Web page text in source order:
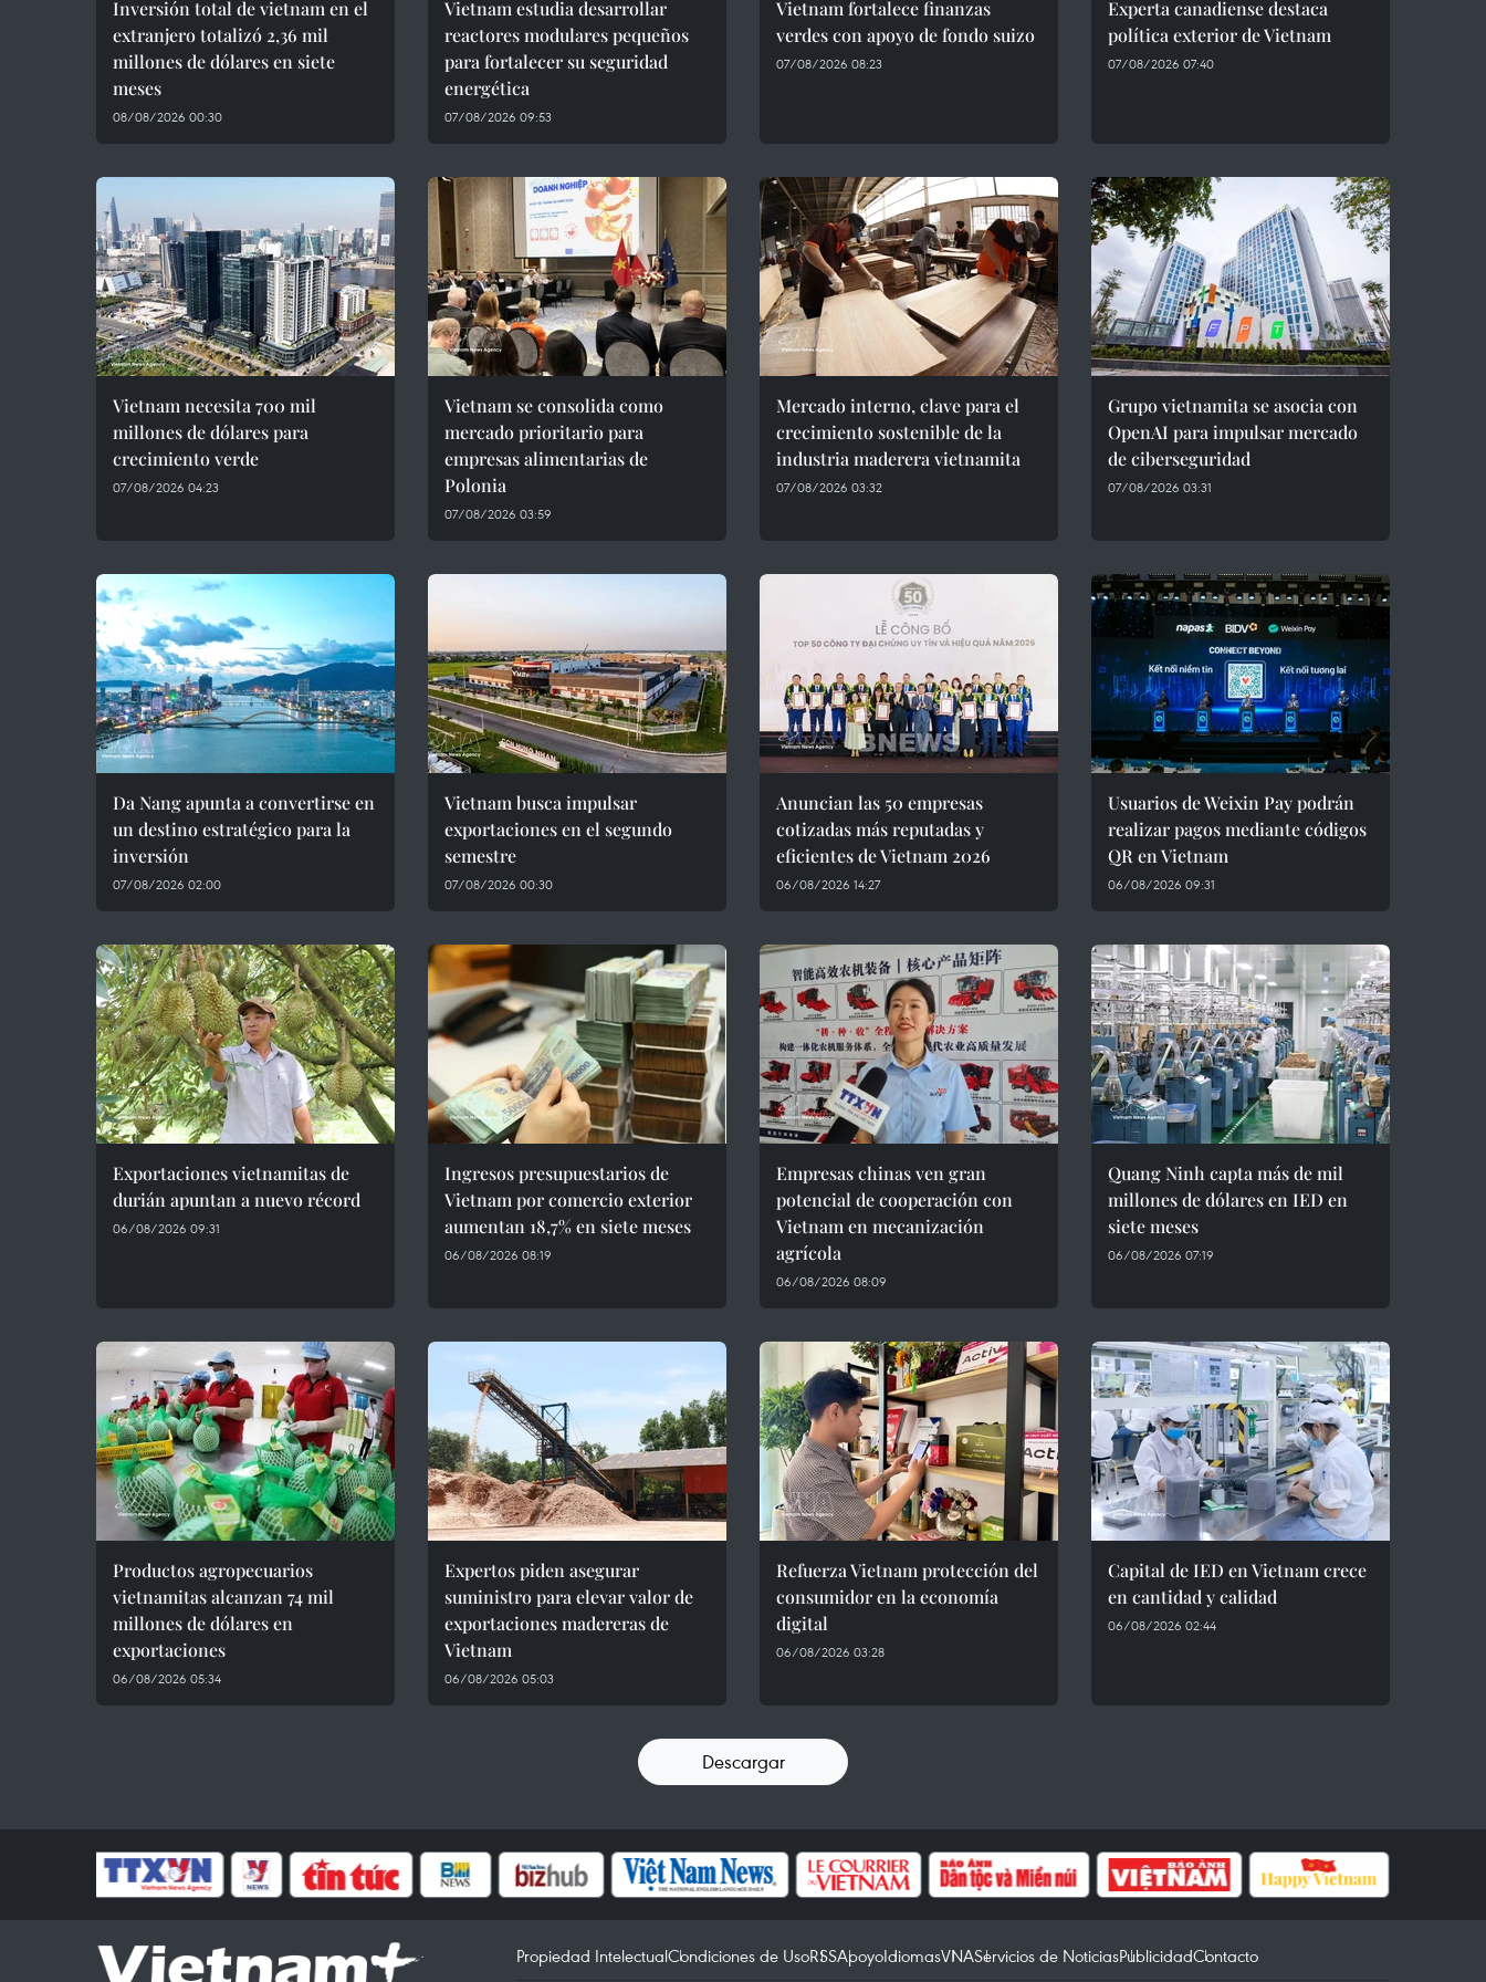
Inversión total de vietnam en el
extranjero totalizó 2,36 mil
millones de dólares en siete
meses
08/08/2026 00:30
Vietnam estudia desarrollar
reactores modulares pequeños
para fortalecer su seguridad
energética
07/08/2026 09:53
Vietnam fortalece finanzas
verdes con apoyo de fondo suizo
07/08/2026 08:23
Experta canadiense destaca
política exterior de Vietnam
07/08/2026 07:40
Vietnam necesita 700 mil
millones de dólares para
crecimiento verde
07/08/2026 04:23
Vietnam se consolida como
mercado prioritario para
empresas alimentarias de
Polonia
07/08/2026 03:59
Mercado interno, clave para el
crecimiento sostenible de la
industria maderera vietnamita
07/08/2026 03:32
Grupo vietnamita se asocia con
OpenAI para impulsar mercado
de ciberseguridad
07/08/2026 03:31
Da Nang apunta a convertirse en
un destino estratégico para la
inversión
07/08/2026 02:00
Vietnam busca impulsar
exportaciones en el segundo
semestre
07/08/2026 00:30
Anuncian las 50 empresas
cotizadas más reputadas y
eficientes de Vietnam 2026
06/08/2026 14:27
Usuarios de Weixin Pay podrán
realizar pagos mediante códigos
QR en Vietnam
06/08/2026 09:31
Exportaciones vietnamitas de
durián apuntan a nuevo récord
06/08/2026 09:31
Ingresos presupuestarios de
Vietnam por comercio exterior
aumentan 18,7% en siete meses
06/08/2026 08:19
Empresas chinas ven gran
potencial de cooperación con
Vietnam en mecanización
agrícola
06/08/2026 08:09
Quang Ninh capta más de mil
millones de dólares en IED en
siete meses
06/08/2026 07:19
Productos agropecuarios
vietnamitas alcanzan 74 mil
millones de dólares en
exportaciones
06/08/2026 05:34
Expertos piden asegurar
suministro para elevar valor de
exportaciones madereras de
Vietnam
06/08/2026 05:03
Refuerza Vietnam protección del
consumidor en la economía
digital
06/08/2026 03:28
Capital de IED en Vietnam crece
en cantidad y calidad
06/08/2026 02:44
Descargar
Propiedad IntelectualCondiciones de UsoRSSApoyoIdiomasVNAServicios de NoticiasPublicidadContacto